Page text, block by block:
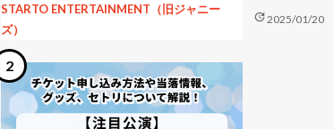
STARTO ENTERTAINMENT（旧ジャニー
ズ）
update2025/01/20